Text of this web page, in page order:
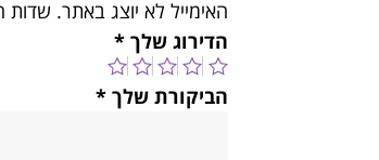
האימייל לא יוצג באתר. שדות
הדירוג שלך *
הביקורת שלך *